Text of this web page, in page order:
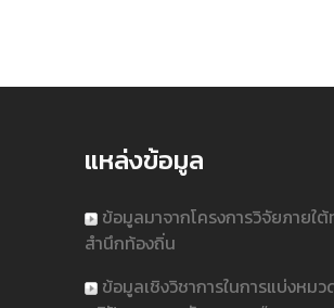
แหล่งข้อมูล
ข้อมูลมาจากโครงการวิจัยภาย
สำนึกท้องถิ่น
ข้อมูลเชิงวิชาการในการแบ่งห